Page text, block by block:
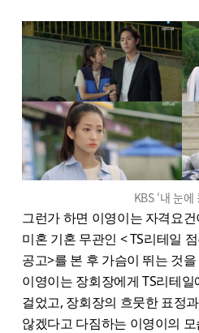
KBS ‘내 눈에
그런가 하면 이영이는 자격요
미혼 기혼 무관인 < TS리테일
공고>를 본 후 가슴이 뛰는 것
이영이는 장회장에게 TS리테
걸었고, 장회장의 흐뭇한 표정
않겠다고 다짐하는 이영이의